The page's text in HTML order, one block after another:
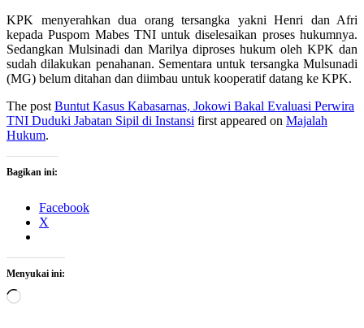
KPK menyerahkan dua orang tersangka yakni Henri dan Afri
kepada Puspom Mabes TNI untuk diselesaikan proses hukumnya.
Sedangkan Mulsinadi dan Marilya diproses hukum oleh KPK dan
sudah dilakukan penahanan. Sementara untuk tersangka Mulsunadi
(MG) belum ditahan dan diimbau untuk kooperatif datang ke KPK.
The post Buntut Kasus Kabasarnas, Jokowi Bakal Evaluasi Perwira
TNI Duduki Jabatan Sipil di Instansi first appeared on Majalah
Hukum.
Bagikan ini:
Facebook
X
Menyukai ini:
Memuat...